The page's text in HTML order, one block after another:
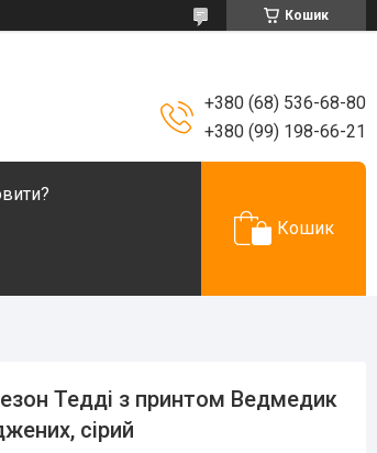
Кошик
+380 (68) 536-68-80
+380 (99) 198-66-21
Кошик
Тедді з принтом Ведмедик
сірий